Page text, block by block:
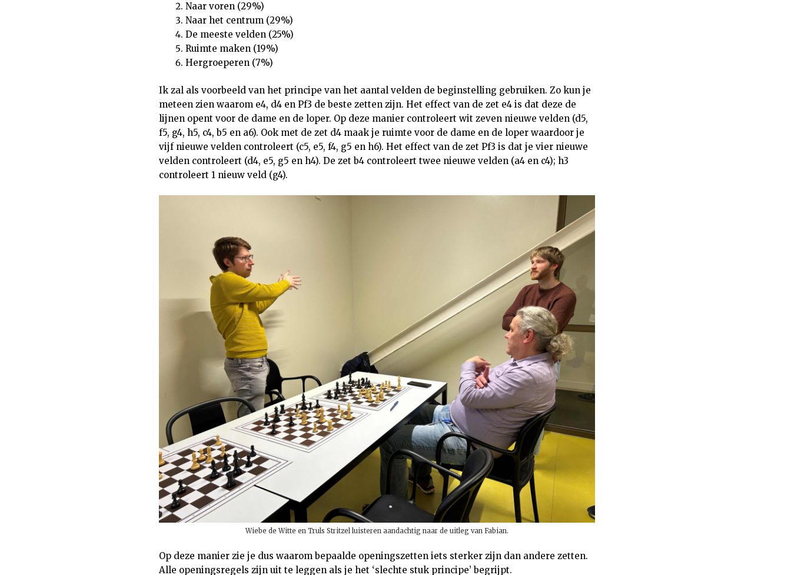
Naar voren (29%)
Naar het centrum (29%)
De meeste velden (25%)
Ruimte maken (19%)
Hergroeperen (7%)
Ik zal als voorbeeld van het principe van het aantal velden de beginstelling gebruiken. Zo kun je
meteen zien waarom e4, d4 en Pf3 de beste zetten zijn. Het effect van de zet e4 is dat deze de
lijnen opent voor de dame en de loper. Op deze manier controleert wit zeven nieuwe velden (d5,
f5, g4, h5, c4, b5 en a6). Ook met de zet d4 maak je ruimte voor de dame en de loper waardoor je
vijf nieuwe velden controleert (c5, e5, f4, g5 en h6). Het effect van de zet Pf3 is dat je vier nieuwe
velden controleert (d4, e5, g5 en h4). De zet b4 controleert twee nieuwe velden (a4 en c4); h3
controleert 1 nieuw veld (g4).
Wiebe de Witte en Truls Stritzel luisteren aandachtig naar de uitleg van Fabian.
Op deze manier zie je dus waarom bepaalde openingszetten iets sterker zijn dan andere zetten.
Alle openingsregels zijn uit te leggen als je het ‘slechte stuk principe’ begrijpt.